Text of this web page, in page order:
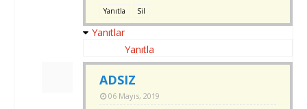
Yanıtla Sil
Yanıtlar
Yanıtla
ADSIZ
06 Mayıs, 2019